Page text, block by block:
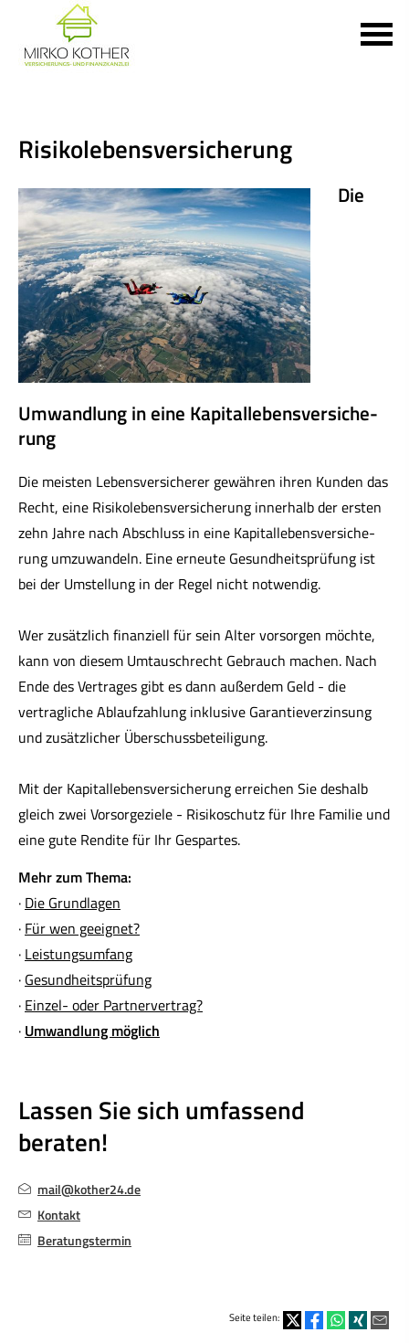
Risiko­lebens­ver­si­che­rung
Die
Umwandlung in eine Ka­pi­tal­le­bens­ver­si­che­
rung
Die meisten Lebensversicherer gewähren ihren Kunden das
Recht, eine Risiko­lebens­ver­si­che­rung innerhalb der ersten
zehn Jahre nach Abschluss in eine Ka­pi­tal­le­bens­ver­si­che­
rung umzuwandeln. Eine erneute Gesundheitsprüfung ist
bei der Umstellung in der Regel nicht notwendig.
Wer zusätzlich finanziell für sein Alter vorsorgen möchte,
kann von diesem Umtauschrecht Gebrauch machen. Nach
Ende des Vertrages gibt es dann außerdem Geld - die
vertragliche Ablaufzahlung inklusive Garantieverzinsung
und zusätzlicher Überschussbeteiligung.
Mit der Ka­pi­tal­le­bens­ver­si­che­rung erreichen Sie deshalb
gleich zwei Vorsorgeziele - Risikoschutz für Ihre Familie und
eine gute Rendite für Ihr Gespartes.
Mehr zum Thema:
· Die Grundlagen
· Für wen geeignet?
· Leistungsumfang
· Gesundheitsprüfung
· Einzel- oder Partnervertrag?
· Umwandlung möglich
Lassen Sie sich umfassend
beraten!
mail@kother24.de
Kontakt
Beratungstermin
Seite teilen: